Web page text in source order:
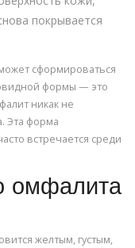
покрывается
сформироваться
формы — это
никак не
Эта форма
встречается среди
омфалита
желтым, густым,